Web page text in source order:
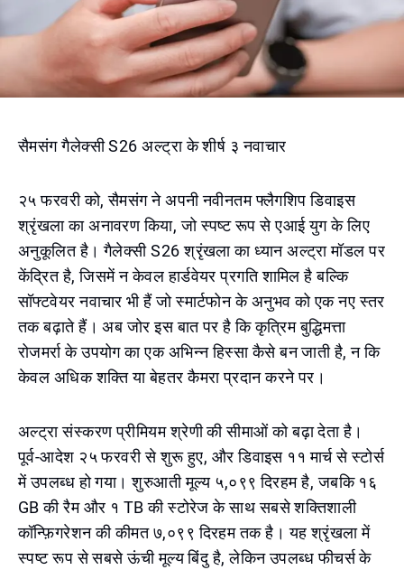
सैमसंग गैलेक्सी S26 अल्ट्रा के शीर्ष ३ नवाचार
२५ फरवरी को, सैमसंग ने अपनी नवीनतम फ्लैगशिप डिवाइस
श्रृंखला का अनावरण किया, जो स्पष्ट रूप से एआई युग के लिए
अनुकूलित है। गैलेक्सी S26 श्रृंखला का ध्यान अल्ट्रा मॉडल पर
केंद्रित है, जिसमें न केवल हार्डवेयर प्रगति शामिल है बल्कि
सॉफ्टवेयर नवाचार भी हैं जो स्मार्टफोन के अनुभव को एक नए स्तर
तक बढ़ाते हैं। अब जोर इस बात पर है कि कृत्रिम बुद्धिमत्ता
रोजमर्रा के उपयोग का एक अभिन्न हिस्सा कैसे बन जाती है, न कि
केवल अधिक शक्ति या बेहतर कैमरा प्रदान करने पर।
अल्ट्रा संस्करण प्रीमियम श्रेणी की सीमाओं को बढ़ा देता है।
पूर्व-आदेश २५ फरवरी से शुरू हुए, और डिवाइस ११ मार्च से स्टोर्स
में उपलब्ध हो गया। शुरुआती मूल्य ५,०९९ दिरहम है, जबकि १६
GB की रैम और १ TB की स्टोरेज के साथ सबसे शक्तिशाली
कॉन्फ़िगरेशन की कीमत ७,०९९ दिरहम तक है। यह श्रृंखला में
स्पष्ट रूप से सबसे ऊंची मूल्य बिंदु है, लेकिन उपलब्ध फीचर्स के